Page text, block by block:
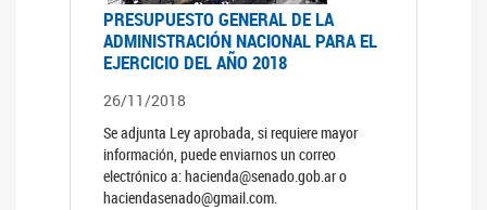
PRESUPUESTO GENERAL DE LA
ADMINISTRACIÓN NACIONAL PARA EL
EJERCICIO DEL AÑO 2018
26/11/2018
Se adjunta Ley aprobada, si requiere mayor
información, puede enviarnos un correo
electrónico a: hacienda@senado.gob.ar o
haciendasenado@gmail.com.